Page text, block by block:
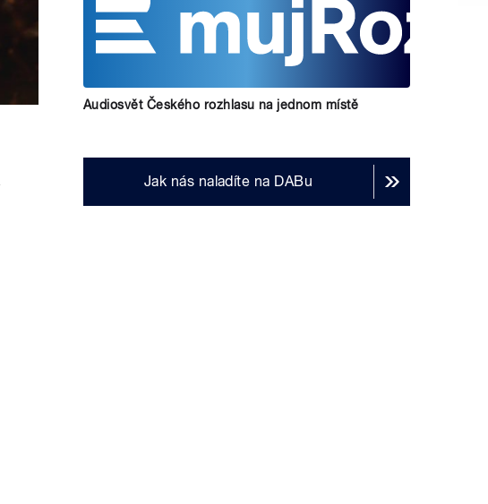
Audiosvět Českého rozhlasu na jednom místě
Jak nás naladíte na DABu